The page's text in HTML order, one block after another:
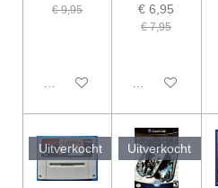
€ 9,95
In winkelwagen
€ 6,95
€ 7,95
In winkelwagen
Uitverkocht Uitverkocht